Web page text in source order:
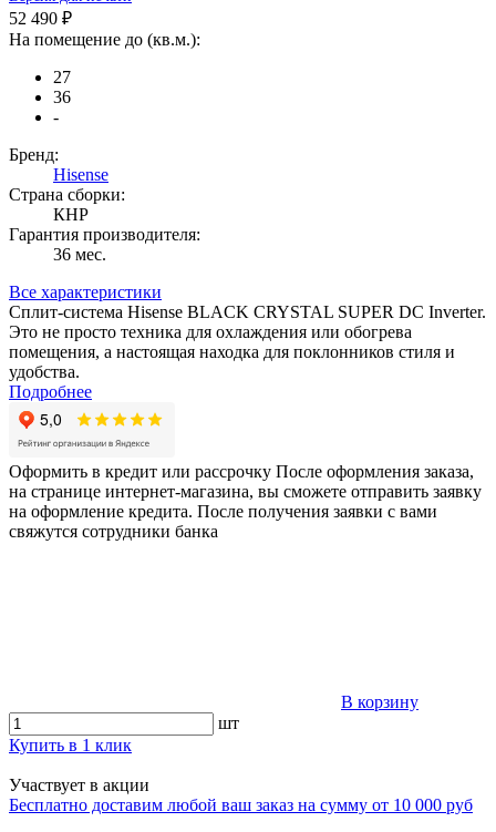
52 490 ₽
На помещение до (кв.м.):
27
36
-
Бренд:
Hisense
Страна сборки:
КНР
Гарантия производителя:
36 мес.
Все характеристики
Сплит-система Hisense BLACK CRYSTAL SUPER DC Inverter.
Это не просто техника для охлаждения или обогрева
помещения, а настоящая находка для поклонников стиля и
удобства.
Подробнее
Оформить в кредит или рассрочку После оформления заказа,
на странице интернет-магазина, вы сможете отправить заявку
на оформление кредита. После получения заявки с вами
свяжутся сотрудники банка
В корзину
шт
Купить в 1 клик
Участвует в акции
Бесплатно доставим любой ваш заказ на сумму от 10 000 руб